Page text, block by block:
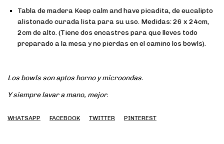
Tabla de madera Keep calm and have picadita, de eucalipto
alistonado curada lista para su uso. Medidas: 26 x 24cm,
2cm de alto. (Tiene dos encastres para que lleves todo
preparado a la mesa y no pierdas en el camino los bowls).
Los bowls son aptos horno y microondas.
Y siempre lavar a mano, mejor.
WHATSAPP FACEBOOK TWITTER PINTEREST